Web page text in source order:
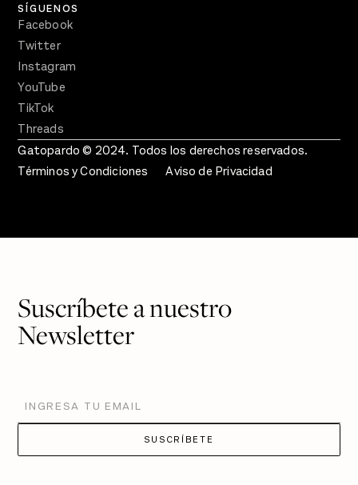
SÍGUENOS
Facebook
Twitter
Instagram
YouTube
TikTok
Threads
Gatopardo © 2024. Todos los derechos reservados.
Términos y Condiciones
Aviso de Privacidad
Suscríbete a nuestro
Newsletter